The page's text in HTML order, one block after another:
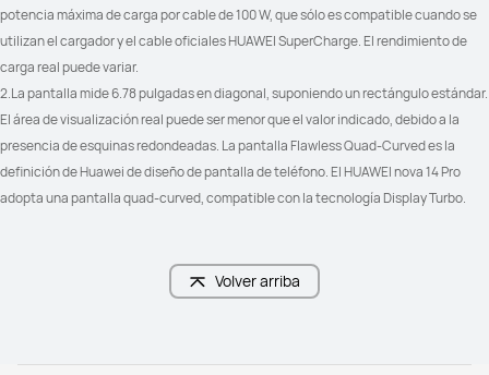
potencia máxima de carga por cable de 100 W, que sólo es compatible cuando se
utilizan el cargador y el cable oficiales HUAWEI SuperCharge. El rendimiento de
carga real puede variar.
2.La pantalla mide 6.78 pulgadas en diagonal, suponiendo un rectángulo estándar.
El área de visualización real puede ser menor que el valor indicado, debido a la
presencia de esquinas redondeadas. La pantalla Flawless Quad-Curved es la
definición de Huawei de diseño de pantalla de teléfono. El HUAWEI nova 14 Pro
adopta una pantalla quad-curved, compatible con la tecnología Display Turbo.
Volver arriba